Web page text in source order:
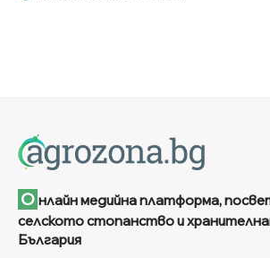
О нлайн медийна платформа,
селското стопанство и
България